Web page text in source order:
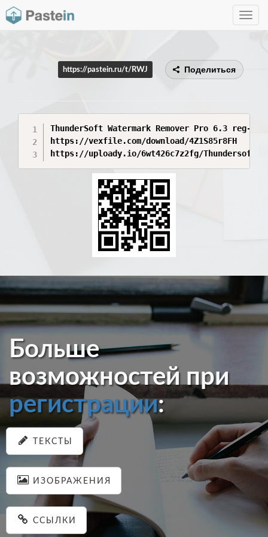
Toggle
https://pastein.ru/t/RWJ Поделиться
ThunderSoft Watermark Remover Pro 6.3 reg-
https://vexfile.com/download/4Z1S85r8FH
https://uploady.io/6wt426c7z2fg/
Больше
возможностей при
регистрации:
ТЕКСТЫ
ИЗОБРАЖЕНИЯ
ССЫЛКИ